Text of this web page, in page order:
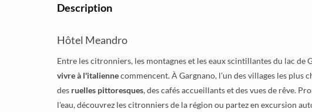
Description
Hôtel Meandro
Entre les citronniers, les montagnes et les eaux scintillantes du lac de
vivre à l'italiennecommencent. À Gargnano, l'un des villages les plus
des ruelles pittoresques, des cafés accueillants et des vues de rêve.
l'eau, découvrez les citronniers de la région ou partez en excursion